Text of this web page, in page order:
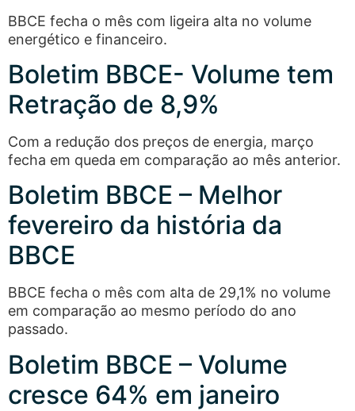
BBCE fecha o mês com ligeira alta no volume
energético e financeiro.
Boletim BBCE- Volume tem
Retração de 8,9%
Com a redução dos preços de energia, março
fecha em queda em comparação ao mês anterior.
Boletim BBCE – Melhor
fevereiro da história da
BBCE
BBCE fecha o mês com alta de 29,1% no volume
em comparação ao mesmo período do ano
passado.
Boletim BBCE – Volume
cresce 64% em janeiro